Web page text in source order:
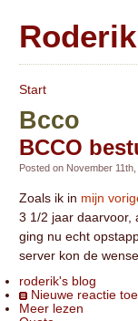
Start
Bcco
BCCO
Posted on November
Zoals ik in mijn
3 1/2 jaar daarvoor,
ging nu echt
server kon de
roderik's blog
Nieuwe reactie
Meer lezen